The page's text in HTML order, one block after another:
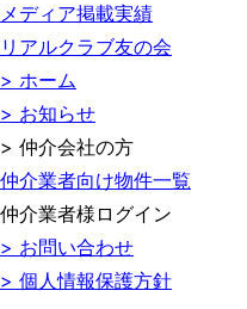
メディア掲載実績
リアルクラブ友の会
> ホーム
> お知らせ
> 仲介会社の方
仲介業者向け物件一覧
仲介業者様ログイン
> お問い合わせ
> 個人情報保護方針